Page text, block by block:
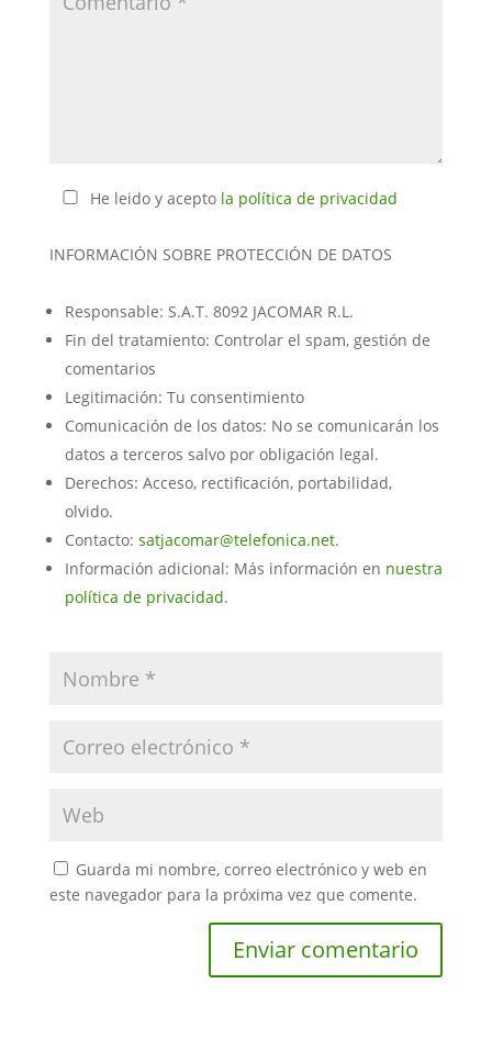
He leido y acepto la política de privacidad
INFORMACIÓN SOBRE PROTECCIÓN DE DATOS
Responsable: S.A.T. 8092 JACOMAR R.L.
Fin del tratamiento: Controlar el spam, gestión de
comentarios
Legitimación: Tu consentimiento
Comunicación de los datos: No se comunicarán los
datos a terceros salvo por obligación legal.
Derechos: Acceso, rectificación, portabilidad,
olvido.
Contacto: satjacomar@telefonica.net.
Información adicional: Más información en nuestra
política de privacidad.
Guarda mi nombre, correo electrónico y web en
este navegador para la próxima vez que comente.